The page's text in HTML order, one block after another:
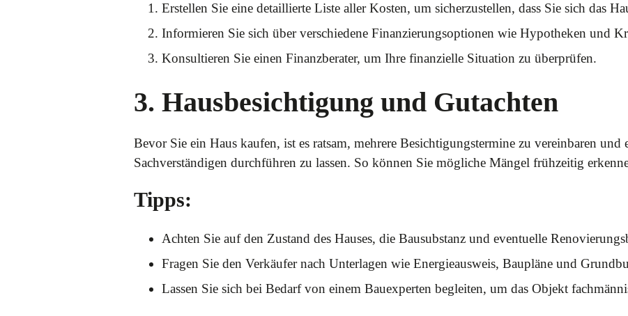
Erstellen Sie eine detaillierte Liste aller Kosten, um sicherzustellen, dass Sie sich das
Informieren Sie sich über verschiedene Finanzierungsoptionen wie Hypotheken und
Konsultieren Sie einen Finanzberater, um Ihre finanzielle Situation zu überprüfen.
3. Hausbesichtigung und Gutachten
Bevor Sie ein Haus kaufen, ist es ratsam, mehrere Besichtigungstermine zu vereinbaren und
Sachverständigen durchführen zu lassen. So können Sie mögliche Mängel frühzeitig
Tipps:
Achten Sie auf den Zustand des Hauses, die Bausubstanz und eventuelle
Fragen Sie den Verkäufer nach Unterlagen wie Energieausweis, Baupläne und
Lassen Sie sich bei Bedarf von einem Bauexperten begleiten, um das Objekt